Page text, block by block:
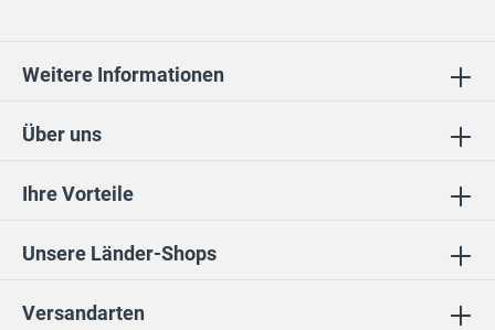
Ihre Vorteile
Unsere Länder-Shops
Über uns
Weitere Informationen
Versandarten